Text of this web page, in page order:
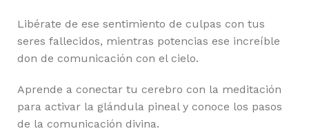
Libérate de ese sentimiento de culpas con tus
seres fallecidos, mientras potencias ese increíble
don de comunicación con el cielo.
Aprende a conectar tu cerebro con la meditación
para activar la glándula pineal y conoce los pasos
de la comunicación divina.